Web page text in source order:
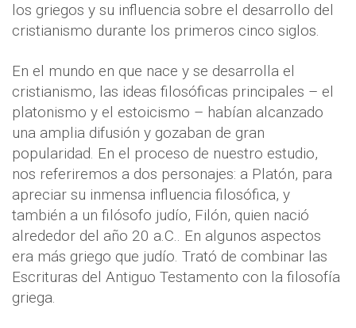
los griegos y su influencia sobre el desarrollo del
cristianismo durante los primeros cinco siglos.
En el mundo en que nace y se desarrolla el
cristianismo, las ideas filosóficas principales – el
platonismo y el estoicismo – habían alcanzado
una amplia difusión y gozaban de gran
popularidad. En el proceso de nuestro estudio,
nos referiremos a dos personajes: a Platón, para
apreciar su inmensa influencia filosófica, y
también a un filósofo judío, Filón, quien nació
alrededor del año 20 a.C.. En algunos aspectos
era más griego que judío. Trató de combinar las
Escrituras del Antiguo Testamento con la filosofía
griega.